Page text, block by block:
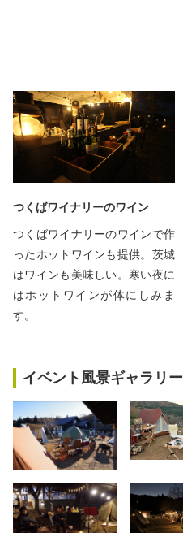
つくばワイナリーのワイン
つくばワイナリーのワインで作
ったホットワインも提供。茨城
はワインも美味しい。寒い夜に
はホットワインが体にしみま
す。
イベント風景ギャラリー